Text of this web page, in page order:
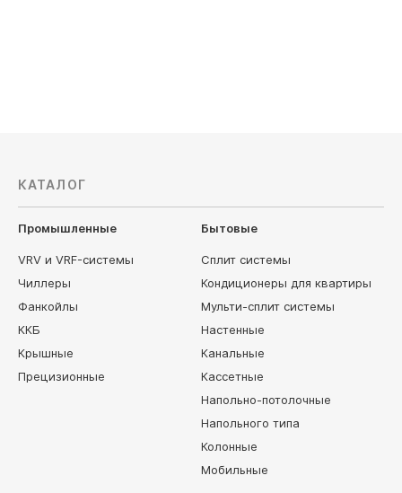
КАТАЛОГ
Промышленные
VRV и VRF-системы
Чиллеры
Фанкойлы
ККБ
Крышные
Прецизионные
Бытовые
Сплит системы
Кондиционеры для квартиры
Мульти-сплит системы
Настенные
Канальные
Кассетные
Напольно-потолочные
Напольного типа
Колонные
Мобильные